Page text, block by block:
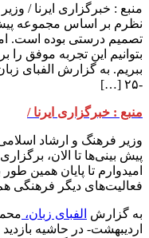
منبع : خبرگزاری ایرنا /
نظرم بر اساس مجموعه پیش
تصمیم درستی بوده است.
بتوانیم این تجربه موفق
ببریم. به گزارش الفبای
-۲۵ […]
منبع : خبرگزاری ایرنا /
وزیر فرهنگ و ارشاد
پیش بینی‌ها تا الان،
امیدوارم تا پایان همین
فعالیت‌های دیگر فرهنگی
به گزارش الفبای زبان،
اردیبهشت- در حاشیه